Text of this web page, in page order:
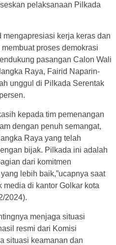
pelaksanaan Pilkada
kerja keras dan
proses demokrasi
pasangan Calon Wali
Raya, Fairid Naparin-
unggul di Pilkada Serentak
kepada tim pemenangan
dengan penuh semangat,
Raya yang telah
bijak. Pilkada ini adalah
dari komitmen
lebih baik,”ucapnya saat
media di kantor Golkar kota
2024).
menjaga situasi
resmi dari Komisi
situasi keamanan dan